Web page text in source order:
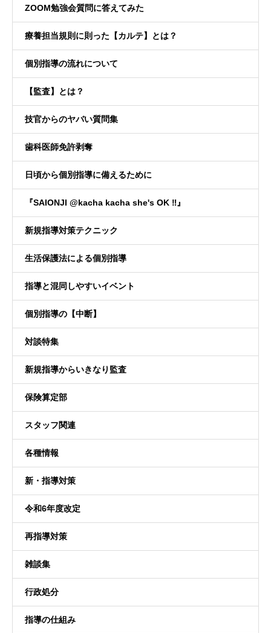
ZOOM勉強会質問に答えてみた
療養担当規則に則った【カルテ】とは？
個別指導の流れについて
【監査】とは？
技官からのヤバい質問集
歯科医師免許剥奪
日頃から個別指導に備えるために
『SAIONJI @kacha kacha she's OK ‼️』
新規指導対策テクニック
生活保護法による個別指導
指導と混同しやすいイベント
個別指導の【中断】
対談特集
新規指導からいきなり監査
保険算定部
スタッフ関連
各種情報
新・指導対策
令和6年度改定
再指導対策
雑談集
行政処分
指導の仕組み